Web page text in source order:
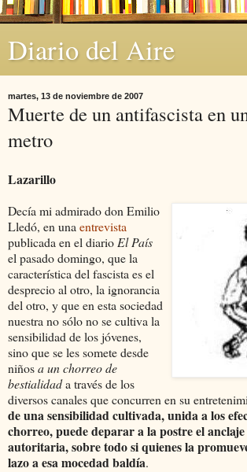
Diario del Aire
martes, 13 de noviembre de 2007
Muerte de un antifascista en
metro
Lazarillo
Decía mi admirado don Emilio
Lledó, en una entrevista
publicada en el diario El País
el pasado domingo, que la
característica del fascista es el
desprecio al otro, la ignorancia
del otro, y que en esta sociedad
nuestra no sólo no se cultiva la
sensibilidad de los jóvenes,
sino que se les somete desde
niñosa un chorreo de
bestialidada través de los
diversos canales que concurren en su
de una sensibilidad cultivada, unida a los
chorreo, puede deparar a la postre el
autoritaria, sobre todo si quienes la
lazo a esa mocedad baldía.